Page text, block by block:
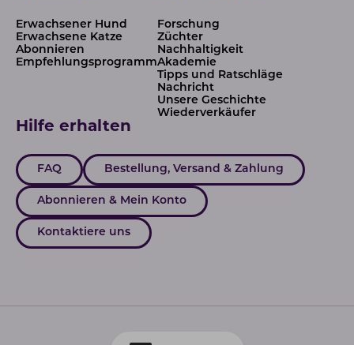
Erwachsener Hund
Erwachsene Katze
Abonnieren
Empfehlungsprogramm
Forschung
Züchter
Nachhaltigkeit
Akademie
Tipps und Ratschläge
Nachricht
Unsere Geschichte
Wiederverkäufer
Hilfe erhalten
FAQ Bestellung, Versand & Zahlung
Abonnieren & Mein Konto
Kontaktiere uns